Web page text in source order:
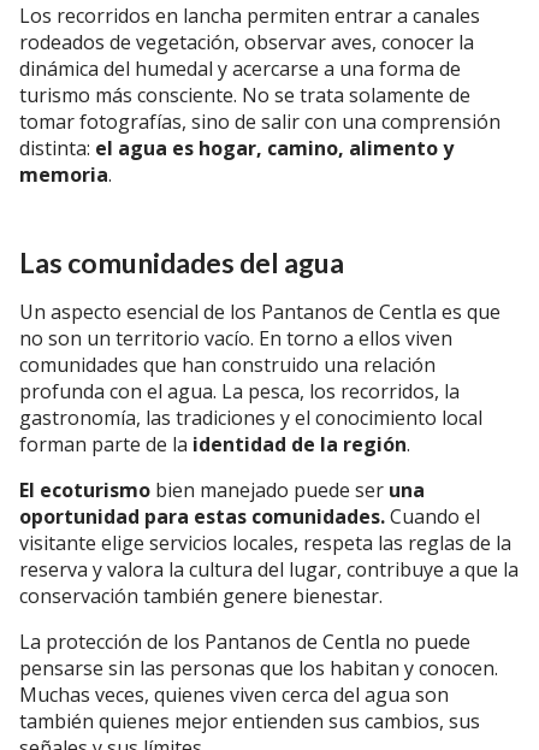
Los recorridos en lancha permiten entrar a canales
rodeados de vegetación, observar aves, conocer la
dinámica del humedal y acercarse a una forma de
turismo más consciente. No se trata solamente de
tomar fotografías, sino de salir con una comprensión
distinta: el agua es hogar, camino, alimento y
memoria.
Las comunidades del agua
Un aspecto esencial de los Pantanos de Centla es que
no son un territorio vacío. En torno a ellos viven
comunidades que han construido una relación
profunda con el agua. La pesca, los recorridos, la
gastronomía, las tradiciones y el conocimiento local
forman parte de la identidad de la región.
El ecoturismo bien manejado puede ser una
oportunidad para estas comunidades.Cuando el
visitante elige servicios locales, respeta las reglas de la
reserva y valora la cultura del lugar, contribuye a que la
conservación también genere bienestar.
La protección de los Pantanos de Centla no puede
pensarse sin las personas que los habitan y conocen.
Muchas veces, quienes viven cerca del agua son
también quienes mejor entienden sus cambios, sus